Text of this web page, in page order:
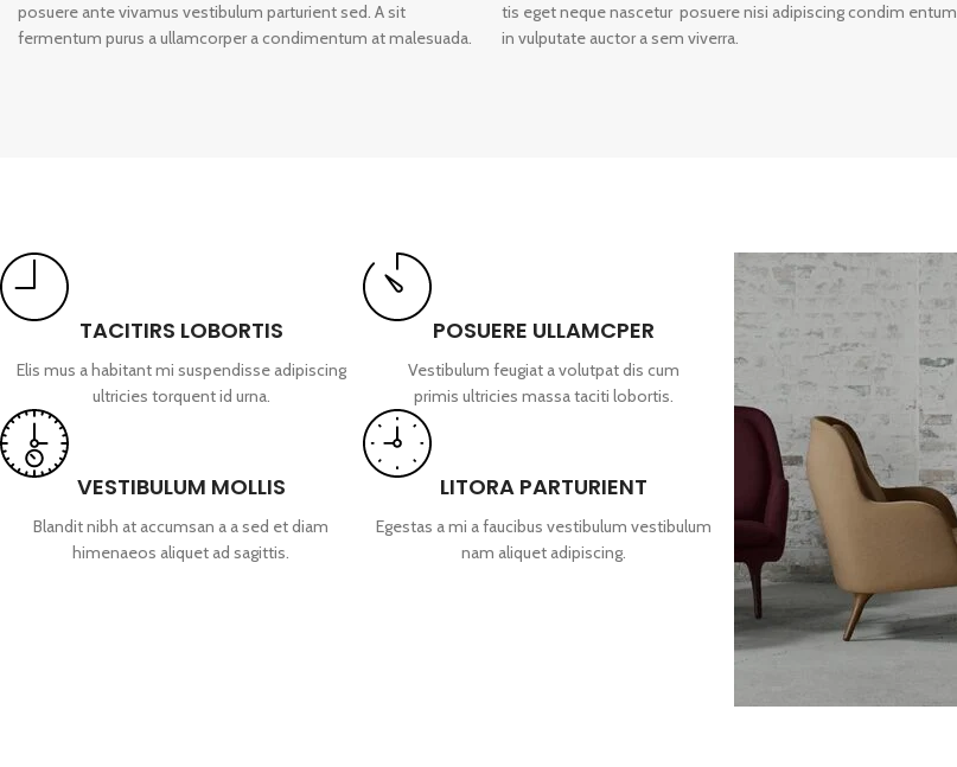
posuere ante vivamus vestibulum parturient sed. A sit
fermentum purus a ullamcorper a condimentum at malesuada.
tis eget neque nascetur posuere nisi adipiscing condim entum
in vulputate auctor a sem viverra.
TACITIRS LOBORTIS
Elis mus a habitant mi suspendisse adipiscing
ultricies torquent id urna.
VESTIBULUM MOLLIS
Blandit nibh at accumsan a a sed et diam
himenaeos aliquet ad sagittis.
POSUERE ULLAMCPER
Vestibulum feugiat a volutpat dis cum
primis ultricies massa taciti lobortis.
LITORA PARTURIENT
Egestas a mi a faucibus vestibulum vestibulum
nam aliquet adipiscing.